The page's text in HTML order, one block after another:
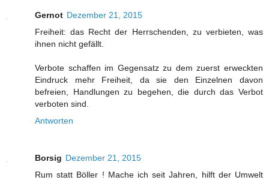
Gernot Dezember 21, 2015
Freiheit: das Recht der Herrschenden, zu verbieten, was
ihnen nicht gefällt.
Verbote schaffen im Gegensatz zu dem zuerst erweckten
Eindruck mehr Freiheit, da sie den Einzelnen davon
befreien, Handlungen zu begehen, die durch das Verbot
verboten sind.
Antworten
Borsig Dezember 21, 2015
Rum statt Böller ! Mache ich seit Jahren, hilft der Umwelt